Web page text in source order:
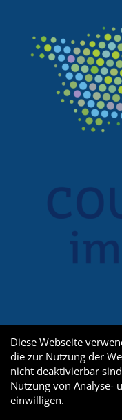
Diese Webseite
die zur Nutzung der
nicht deaktivierbar
Nutzung von Analyse-
einwilligen.